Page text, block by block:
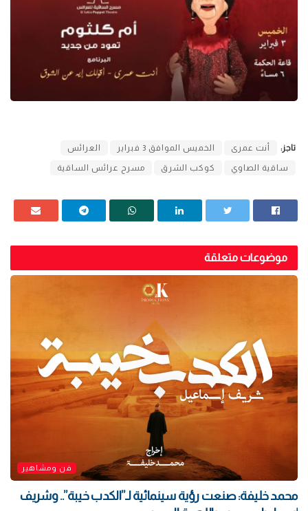
تاجز: أنت عمرى الخميس الموافق 3 فبراير العرائس
ساقية الصاوي كوكب الشرق مسرح عرائس الساقية
موضوعات متعلقة
فن ومشاهير
محمد خليفة: صنعت رؤية سينمائية لـ”الكدب خيبة”.. وشريف